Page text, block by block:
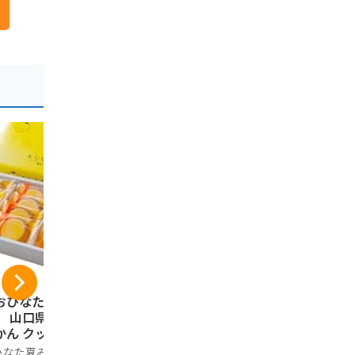
ひなた夏みか
山口県限定 夏
ん クッキー (12
り) 山口県 萩の